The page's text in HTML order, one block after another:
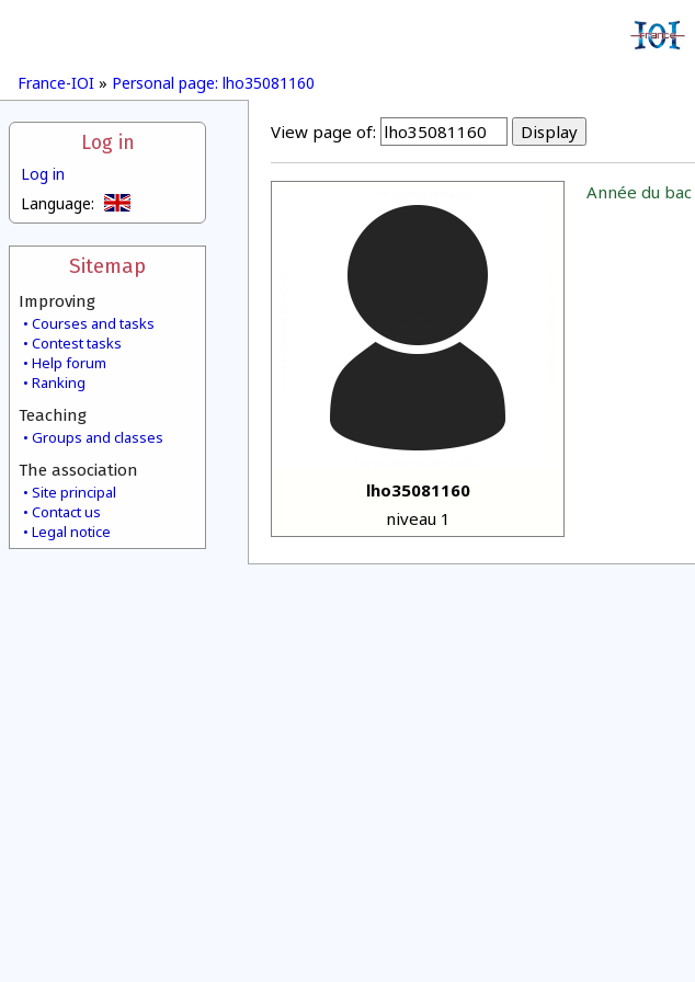
France-IOI » Personal page: lho35081160
Log in
Log in
Language:
Sitemap
Improving
Courses and tasks
Contest tasks
Help forum
Ranking
Teaching
Groups and classes
The association
Site principal
Contact us
Legal notice
View page of:
lho35081160
niveau 1
Année du bac